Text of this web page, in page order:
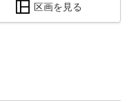
区画を見る